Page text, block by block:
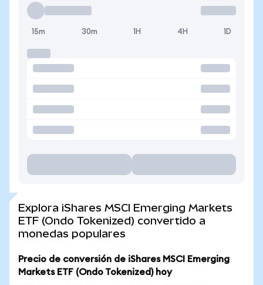
15m 30m 1H 4H 1D
Explora iShares MSCI Emerging Markets
ETF (Ondo Tokenized) convertido a
monedas populares
Precio de conversión de iShares MSCI Emerging
Markets ETF (Ondo Tokenized) hoy